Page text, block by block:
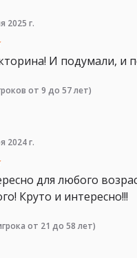
2025 г.
И подумали, и
от 9 до 57 лет)
2024 г.
для любого
Круто и интересно!!!
от 21 до 58 лет)